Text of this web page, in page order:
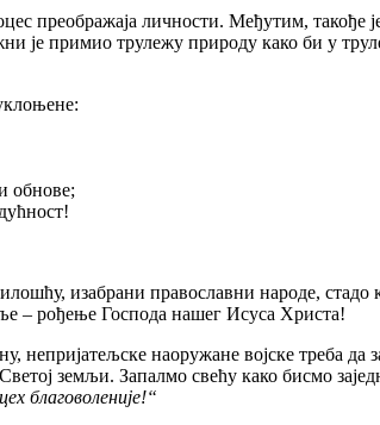
преображаја личности. Међутим, такође
је примио трулежу природу како би у
обнове;
изабрани православни народе, стадо
– рођење Господа нашег Исуса Христа!
наоружане војскe треба да
земљи. Запалмо свећу како бисмо
благоволеније!“